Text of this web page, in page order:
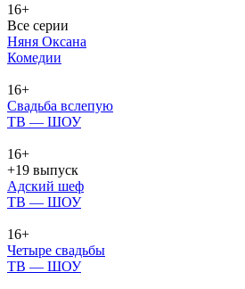
16+
Все серии
Няня Оксана
Ко­ме­дии
16+
Свадьба вслепую
ТВ — ШОУ
16+
+19 выпуск
Адский шеф
ТВ — ШОУ
16+
Четыре свадьбы
ТВ — ШОУ